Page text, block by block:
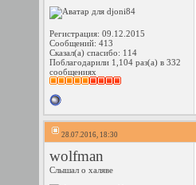
Регистрация: 09.12.2015
Сообщений: 413
Сказал(а) спасибо: 114
Поблагодарили 1,104 раз(а) в 332
сообщениях
28.07.2016, 18:30
wolfman
Слышал о халяве